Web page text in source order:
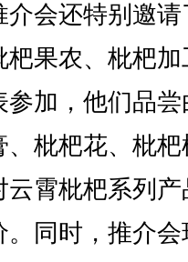
还特别邀请
杷果农、枇杷
参加，他们品
、枇杷花、枇
云霄枇杷系列
。同时，推介